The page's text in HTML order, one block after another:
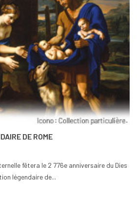
DE ROME
fêtera le 2 776e anniversaire du Dies
légendaire de...